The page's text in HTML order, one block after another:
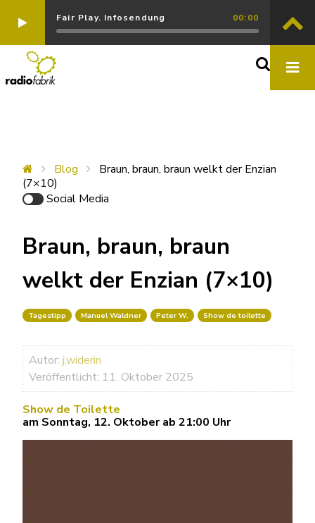
Fair Play. Infosendung 00:00
Blog
Braun, braun, braun welkt der Enzian
(7×10)
Social Media
Braun, braun, braun
welkt der Enzian (7×10)
Tagestipp Manuel Waldner Peter W. Show de toilette
Autor: j.widerin
Veröffentlicht: 11. Oktober 2025
Show de Toilette
am Sonntag, 12. Oktober ab 21:00 Uhr